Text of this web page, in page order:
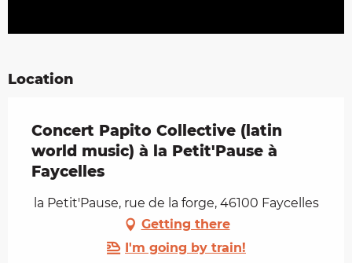
Location
Concert Papito Collective (latin
world music) à la Petit'Pause à
Faycelles
la Petit'Pause, rue de la forge, 46100 Faycelles
Getting there
I'm going by train!